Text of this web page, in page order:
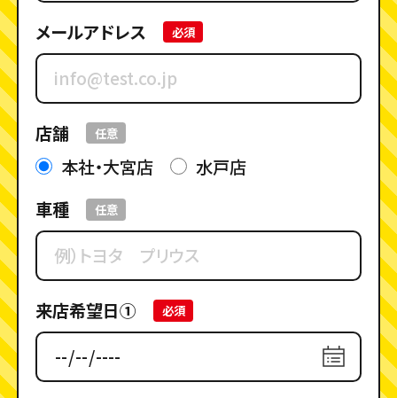
メールアドレス 必須
店舗 任意
本社・大宮店
水戸店
車種
任意
来店希望日① 必須